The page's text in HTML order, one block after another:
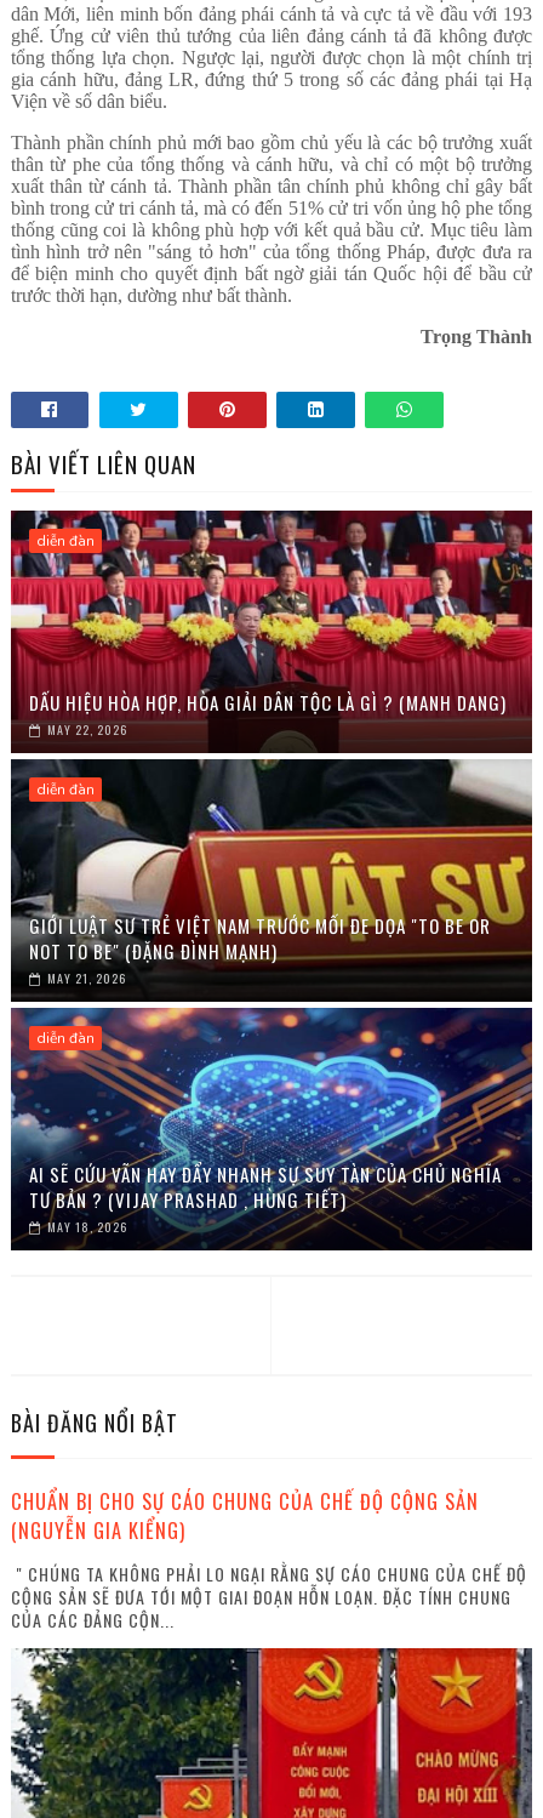
dân Mới, liên minh bốn đảng phái cánh tả và cực tả về đầu với 193
ghế. Ứng cử viên thủ tướng của liên đảng cánh tả đã không được
tổng thống lựa chọn. Ngược lại, người được chọn là một chính trị
gia cánh hữu, đảng LR, đứng thứ 5 trong số các đảng phái tại Hạ
Viện về số dân biểu.
Thành phần chính phủ mới bao gồm chủ yếu là các bộ trưởng xuất
thân từ phe của tổng thống và cánh hữu, và chỉ có một bộ trưởng
xuất thân từ cánh tả. Thành phần tân chính phủ không chỉ gây bất
bình trong cử tri cánh tả, mà có đến 51% cử tri vốn ủng hộ phe tổng
thống cũng coi là không phù hợp với kết quả bầu cử. Mục tiêu làm
tình hình trở nên "sáng tỏ hơn" của tổng thống Pháp, được đưa ra
để biện minh cho quyết định bất ngờ giải tán Quốc hội để bầu cử
trước thời hạn, dường như bất thành.
Trọng Thành
BÀI VIẾT LIÊN QUAN
diễn đàn
DẤU HIỆU HÒA HỢP, HÒA GIẢI DÂN TỘC LÀ GÌ ? (MANH DANG)
MAY 22, 2026
diễn đàn
GIỚI LUẬT SƯ TRẺ VIỆT NAM TRƯỚC MỐI ĐE DỌA "TO BE OR
NOT TO BE" (ĐẶNG ĐÌNH MẠNH)
MAY 21, 2026
diễn đàn
AI SẼ CỨU VÃN HAY ĐẨY NHANH SỰ SUY TÀN CỦA CHỦ NGHĨA
TƯ BẢN ? (VIJAY PRASHAD , HÙNG TIẾT)
MAY 18, 2026
BÀI ĐĂNG NỔI BẬT
CHUẨN BỊ CHO SỰ CÁO CHUNG CỦA CHẾ ĐỘ CỘNG SẢN
(NGUYỄN GIA KIỂNG)
" CHÚNG TA KHÔNG PHẢI LO NGẠI RẰNG SỰ CÁO CHUNG CỦA CHẾ ĐỘ
CỘNG SẢN SẼ ĐƯA TỚI MỘT GIAI ĐOẠN HỖN LOẠN. ĐẶC TÍNH CHUNG
CỦA CÁC ĐẢNG CỘN...